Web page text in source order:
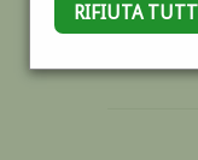
RIFIUTA